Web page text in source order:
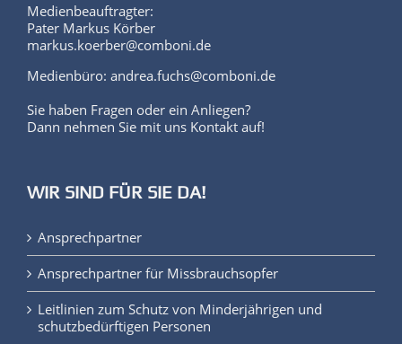
Medienbeauftragter:
Pater Markus Körber
markus.koerber@comboni.de
Medienbüro: andrea.fuchs@comboni.de
Sie haben Fragen oder ein Anliegen?
Dann nehmen Sie mit uns Kontakt auf!
WIR SIND FÜR SIE DA!
Ansprechpartner
Ansprechpartner für Missbrauchsopfer
Leitlinien zum Schutz von Minderjährigen und
schutzbedürftigen Personen